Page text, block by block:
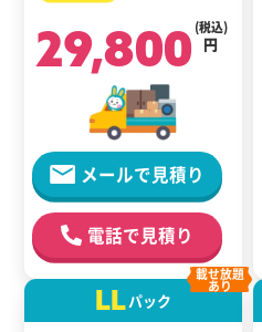
29,800 円
(税込)
メールで見積り
電話で見積り
LLパック
載せ放題
あり